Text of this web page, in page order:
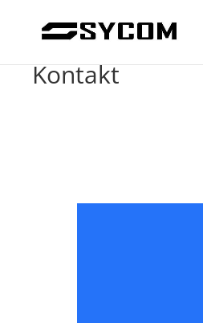
Kontakt